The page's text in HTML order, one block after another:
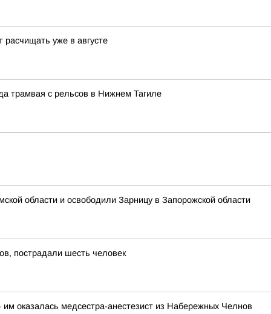
расчищать уже в августе
трамвая с рельсов в Нижнем Тагиле
области и освободили Зарницу в Запорожской области
пострадали шесть человек
оказалась медсестра-анестезист из Набережных Челнов